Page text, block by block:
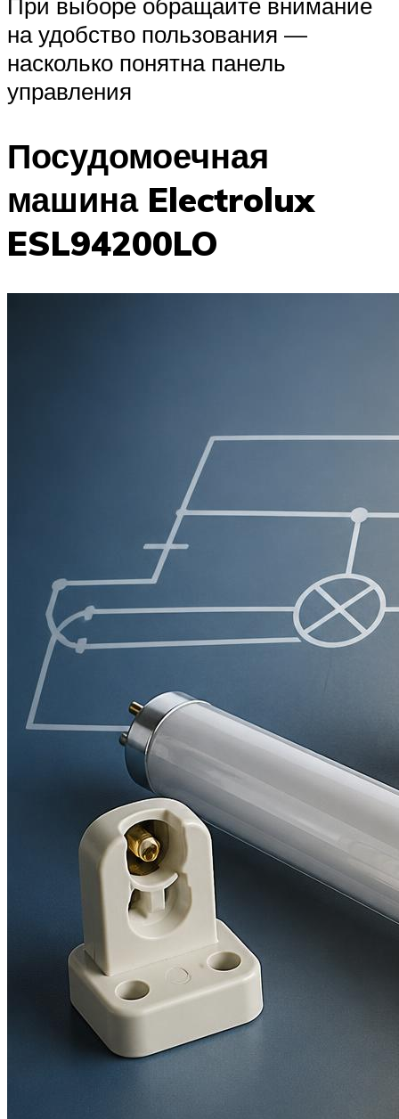
на удобство пользования —
насколько понятна панель
управления
Посудомоечная
машина Electrolux
ESL94200LO